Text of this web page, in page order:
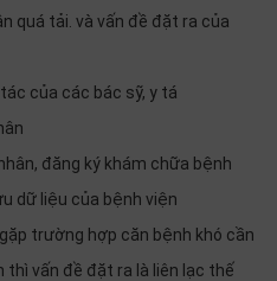
quá tải. và vấn đề đặt ra của
của các bác sỹ, y tá
đăng ký khám chữa bệnh
dữ liệu của bệnh viện
trường hợp căn bệnh khó cần
vấn đề đặt ra là liên lạc thế